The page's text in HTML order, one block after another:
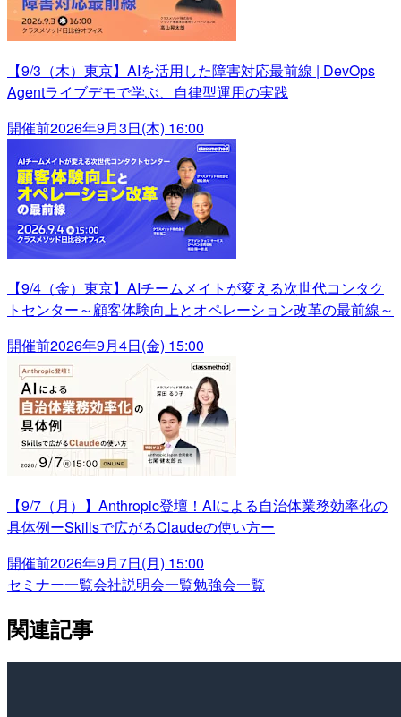
【9/3（木）東京】AIを活用した障害対応最前線 | DevOps
Agentライブデモで学ぶ、自律型運用の実践
開催前2026年9月3日(木) 16:00
【9/4（金）東京】AIチームメイトが変える次世代コンタク
トセンター～顧客体験向上とオペレーション改革の最前線～
開催前2026年9月4日(金) 15:00
【9/7（月）】Anthropic登壇！AIによる自治体業務効率化の
具体例ーSkillsで広がるClaudeの使い方ー
開催前2026年9月7日(月) 15:00
セミナー一覧会社説明会一覧勉強会一覧
関連記事